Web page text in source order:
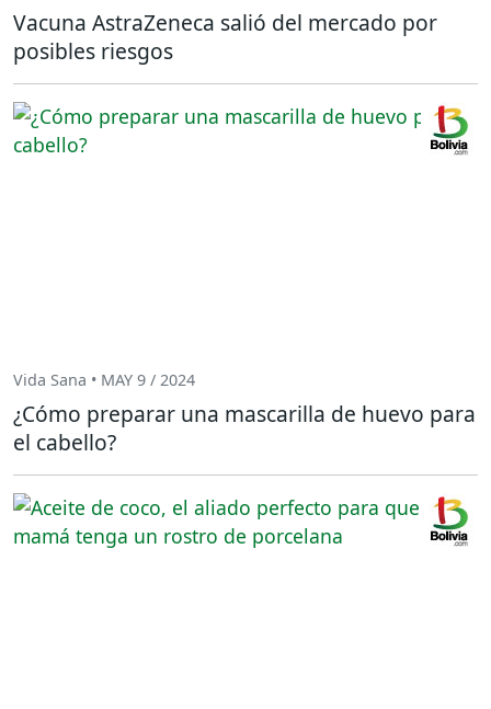
Vacuna AstraZeneca salió del mercado por
posibles riesgos
Vida Sana • MAY 9 / 2024
¿Cómo preparar una mascarilla de huevo para
el cabello?